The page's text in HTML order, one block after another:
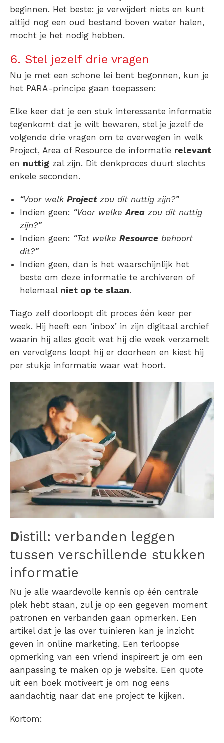
beginnen. Het beste: je verwijdert niets en kunt
altijd nog een oud bestand boven water halen,
mocht je het nodig hebben.
6. Stel jezelf drie vragen
Nu je met een schone lei bent begonnen, kun je
het PARA-principe gaan toepassen:
Elke keer dat je een stuk interessante informatie
tegenkomt dat je wilt bewaren, stel je jezelf de
volgende drie vragen om te overwegen in welk
Project, Area of Resource de informatie relevant
en nuttig zal zijn. Dit denkproces duurt slechts
enkele seconden.
“Voor welk Projectzou dit nuttig zijn?”
Indien geen: “Voor welkeArea zou dit nuttig
zijn?”
Indien geen: “Tot welke Resource behoort
dit?”
Indien geen, dan is het waarschijnlijk het
beste om deze informatie te archiveren of
helemaal niet op te slaan.
Tiago zelf doorloopt dit proces één keer per
week. Hij heeft een ‘inbox’ in zijn digitaal archief
waarin hij alles gooit wat hij die week verzamelt
en vervolgens loopt hij er doorheen en kiest hij
per stukje informatie waar wat hoort.
Distill: verbanden leggen
tussen verschillende stukken
informatie
Nu je alle waardevolle kennis op één centrale
plek hebt staan, zul je op een gegeven moment
patronen en verbanden gaan opmerken. Een
artikel dat je las over tuinieren kan je inzicht
geven in online marketing. Een terloopse
opmerking van een vriend inspireert je om een
aanpassing te maken op je website. Een quote
uit een boek motiveert je om nog eens
aandachtig naar dat ene project te kijken.
Kortom: